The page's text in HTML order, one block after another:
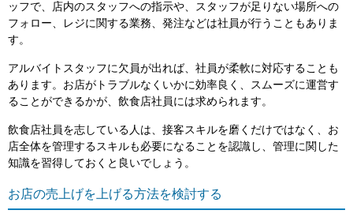
ッフで、店内のスタッフへの指示や、スタッフが足りない場所への
フォロー、レジに関する業務、発注などは社員が行うこともありま
す。
アルバイトスタッフに欠員が出れば、社員が柔軟に対応することも
あります。お店がトラブルなくいかに効率良く、スムーズに運営す
ることができるかが、飲食店社員には求められます。
飲食店社員を志している人は、接客スキルを磨くだけではなく、お
店全体を管理するスキルも必要になることを認識し、管理に関した
知識を習得しておくと良いでしょう。
お店の売上げを上げる方法を検討する